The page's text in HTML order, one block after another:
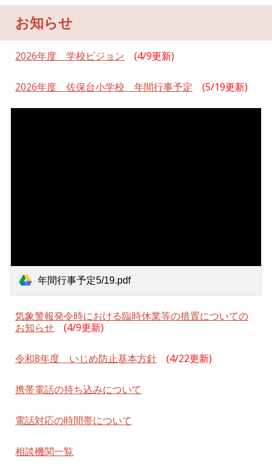
お知らせ
2026年度 学校ビジョン (4/9更新)
2026年度 佐保台小学校 年間行事予定 (5/19更新)
年間行事予定5/19.pdf
気象警報発令時における臨時休業等の措置についての
お知らせ
(4/9更新)
令和8年度 いじめ防止基本方針 (4/22更新)
携帯電話の持ち込みについて
電話対応の時間帯について
相談機関一覧